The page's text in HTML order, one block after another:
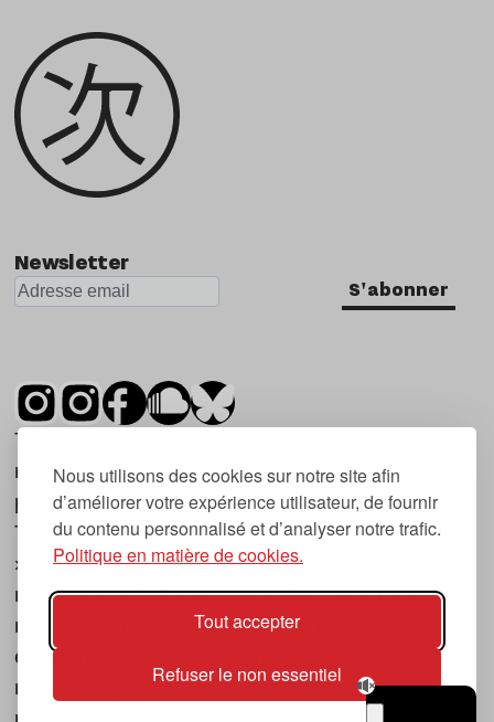
Nous utilisons des cookies sur notre site afin
d’améliorer votre expérience utilisateur, de fournir
du contenu personnalisé et d’analyser notre trafic.
Politique en matière de cookies.
Tout accepter
Refuser le non essentiel
Newsletter
S'abonner
Tsugi est un mensuel indépendant sur la
musique et les nouvelles tendances, dont la
première parution date de 2007.
Tsugi en japonais signifie « prochain », « suivant
», ce qui correspond à la thématique du
magazine, à l’affût des nouvelles tendances
musicales, qu’elles viennent de la musique
électronique, du rock ou du hip hop, et des
nouveaux phénomènes de société liés à la